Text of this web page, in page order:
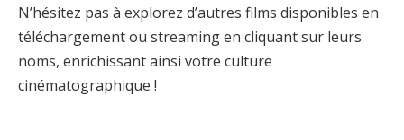
N’hésitez pas à explorez d’autres films disponibles en
téléchargement ou streaming en cliquant sur leurs
noms, enrichissant ainsi votre culture
cinématographique !